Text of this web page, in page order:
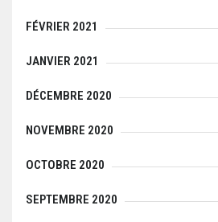
FÉVRIER 2021
JANVIER 2021
DÉCEMBRE 2020
NOVEMBRE 2020
OCTOBRE 2020
SEPTEMBRE 2020